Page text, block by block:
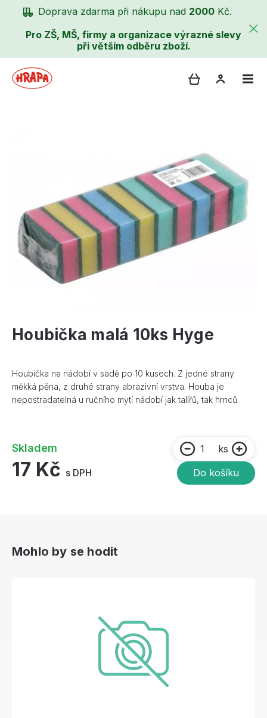
Doprava zdarma při nákupu nad 2000 Kč.
Pro ZŠ, MŠ, firmy a organizace výrazné slevy
při větším odběru zboží.
Houbička malá 10ks Hyge
Houbička na nádobí v sadě po 10 kusech. Z jedné strany
měkká pěna, z druhé strany abrazivní vrstva. Houba je
nepostradatelná u ručního mytí nádobí jak talířů, tak hrnců.
Skladem
17 Kč s DPH
ks
Do košíku
Mohlo by se hodit